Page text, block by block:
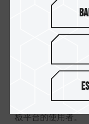
若為搭配主機板
可達讀寫速度，則
PCIe SSD及
根據T-FORCE內部
2TB大容量讀寫速
PCIe 4.0平均可達
板平台的使用者。